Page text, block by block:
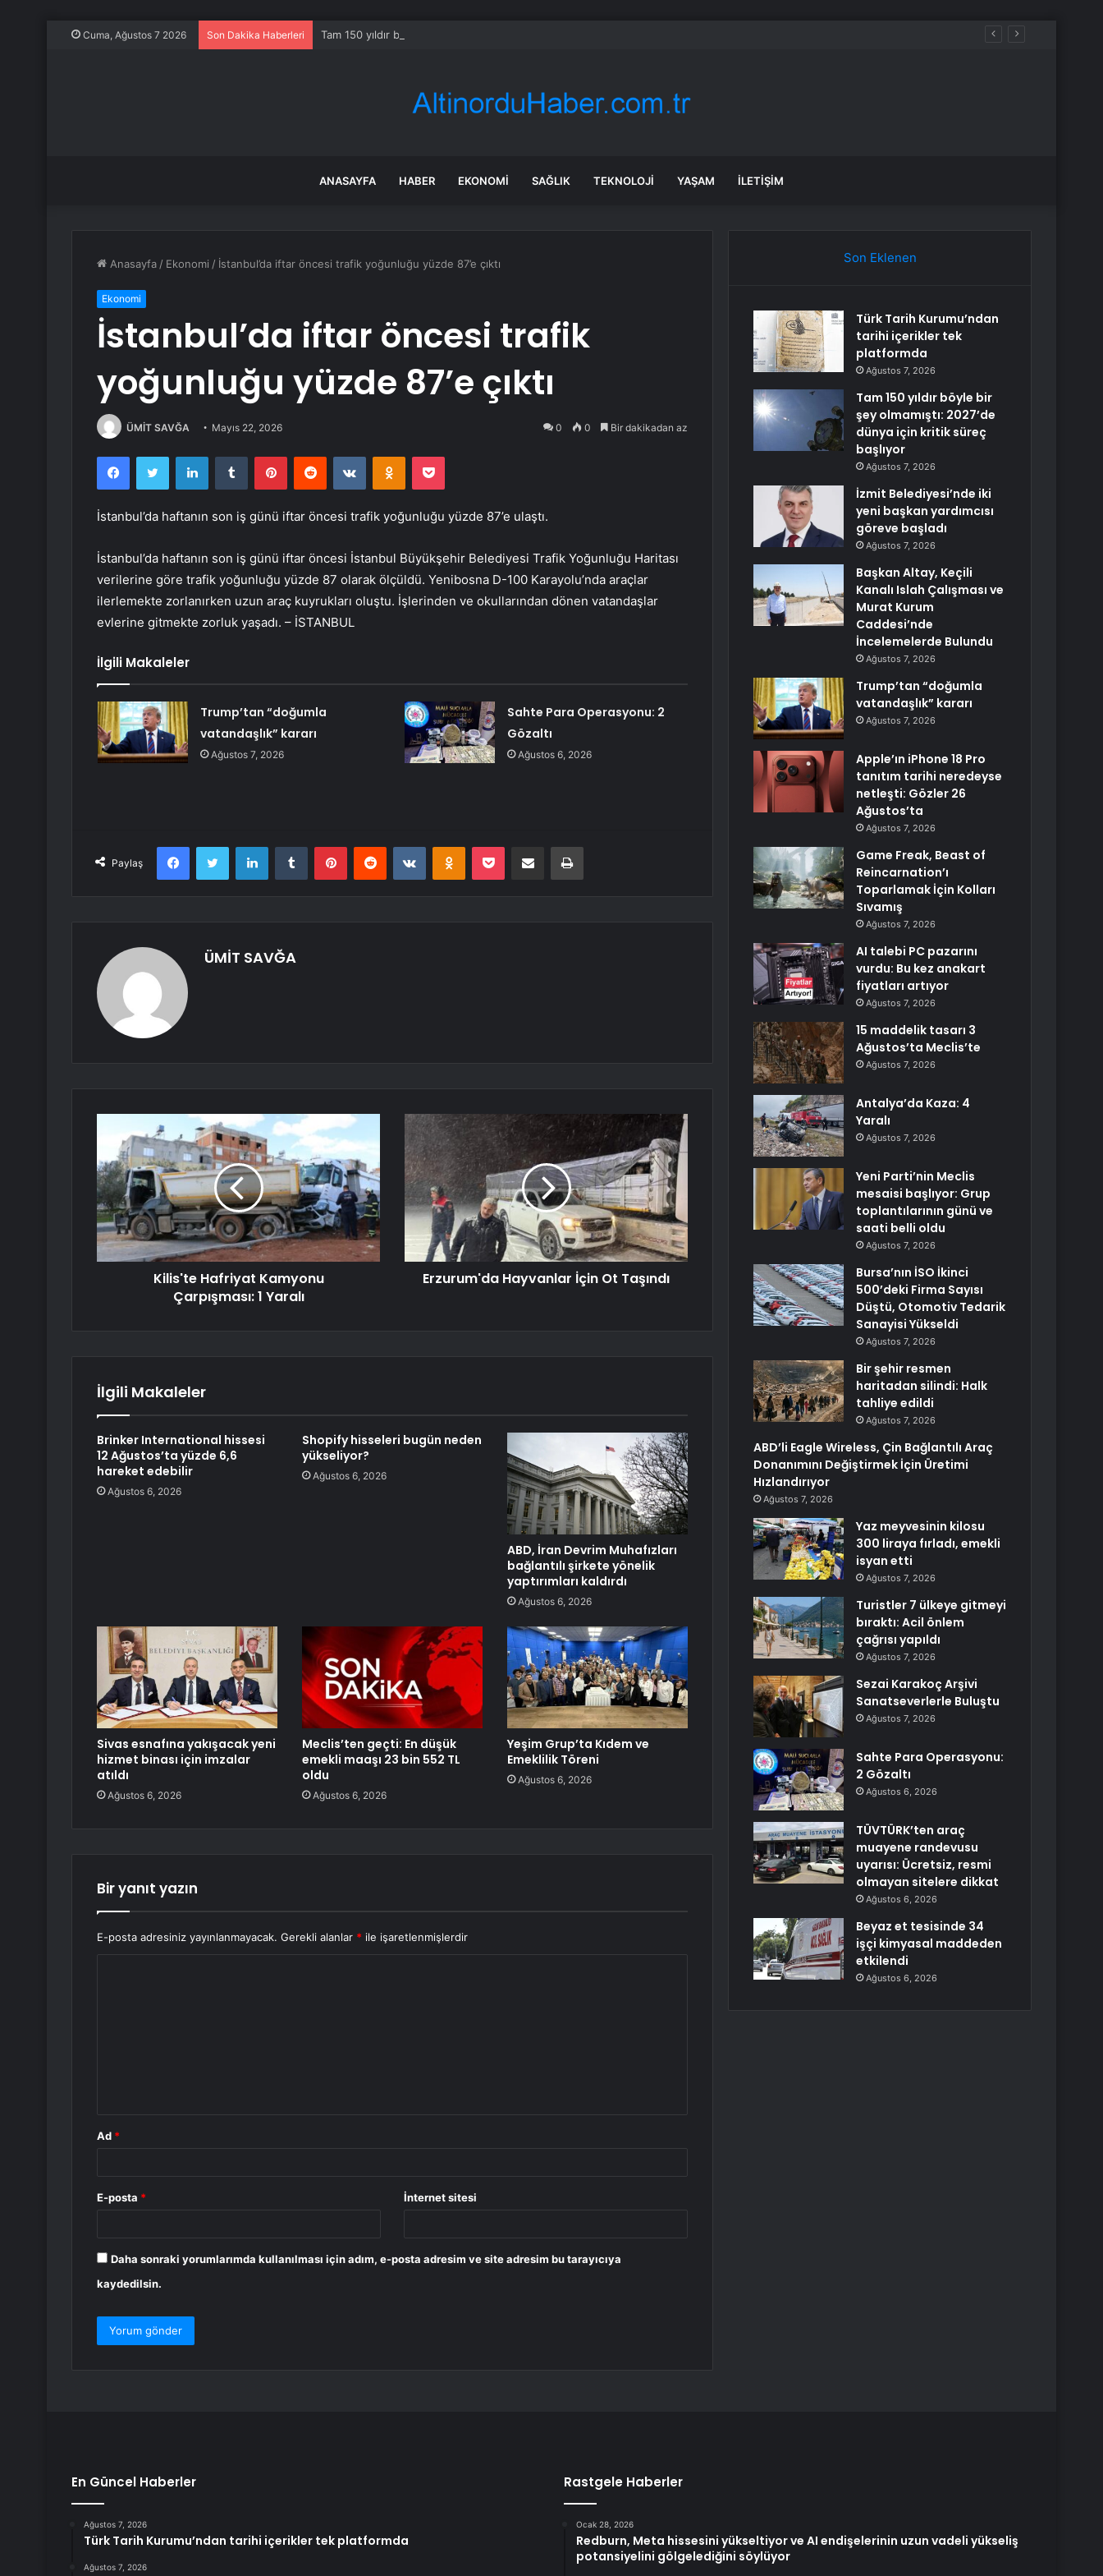
Cuma, Ağustos 7 2026 Son Dakika Haberleri Tam 150 yıldır böyle bir şey olmamıştı: 2027’de dünya için kritik süreç başlıyor
ANASAYFA HABER EKONOMI SAĞLIK TEKNOLOJI YAŞAM İLETIŞIM
Anasayfa / Ekonomi / İstanbul’da iftar öncesi trafik yoğunluğu yüzde 87’e çıktı
Ekonomi
İstanbul’da iftar öncesi trafik
yoğunluğu yüzde 87’e çıktı
ÜMİT SAVĞA Mayıs 22, 2026 0 0 Bir dakikadan az
FacebookTwitter LinkedInTumblr PinterestReddit VKontakteOdnoklassniki
Pocket
İstanbul’da haftanın son iş günü iftar öncesi trafik yoğunluğu yüzde 87’e ulaştı.
İstanbul’da haftanın son iş günü iftar öncesi İstanbul Büyükşehir Belediyesi Trafik Yoğunluğu Haritası
verilerine göre trafik yoğunluğu yüzde 87 olarak ölçüldü. Yenibosna D-100 Karayolu’nda araçlar
ilerlemekte zorlanırken uzun araç kuyrukları oluştu. İşlerinden ve okullarından dönen vatandaşlar
evlerine gitmekte zorluk yaşadı. – İSTANBUL
İlgili Makaleler
Trump’tan “doğumla
vatandaşlık” kararı
Ağustos 7, 2026
Sahte Para Operasyonu: 2
Gözaltı
Ağustos 6, 2026
Paylaş
FacebookTwitter LinkedInTumblr PinterestReddit VKontakteOdnoklassniki
Pocket E-Posta ile paylaş Yazdır
ÜMİT SAVĞA
Kilis'te Hafriyat Kamyonu
Çarpışması: 1 Yaralı
Erzurum'da Hayvanlar İçin Ot Taşındı
İlgili Makaleler
Brinker International hissesi
12 Ağustos’ta yüzde 6,6
hareket edebilir
Ağustos 6, 2026
Shopify hisseleri bugün neden
yükseliyor?
Ağustos 6, 2026
ABD, İran Devrim Muhafızları
bağlantılı şirkete yönelik
yaptırımları kaldırdı
Ağustos 6, 2026
Sivas esnafına yakışacak yeni
hizmet binası için imzalar
atıldı
Ağustos 6, 2026
Meclis’ten geçti: En düşük
emekli maaşı 23 bin 552 TL
oldu
Ağustos 6, 2026
Yeşim Grup’ta Kıdem ve
Emeklilik Töreni
Ağustos 6, 2026
Bir yanıt yazın
E-posta adresiniz yayınlanmayacak. Gerekli alanlar * ile işaretlenmişlerdir
Ad *
E-posta * İnternet sitesi
Daha sonraki yorumlarımda kullanılması için adım, e-posta adresim ve site adresim bu tarayıcıya
kaydedilsin.
Son Eklenen
Türk Tarih Kurumu’ndan
tarihi içerikler tek
platformda
Ağustos 7, 2026
Tam 150 yıldır böyle bir
şey olmamıştı: 2027’de
dünya için kritik süreç
başlıyor
Ağustos 7, 2026
İzmit Belediyesi’nde iki
yeni başkan yardımcısı
göreve başladı
Ağustos 7, 2026
Başkan Altay, Keçili
Kanalı Islah Çalışması ve
Murat Kurum
Caddesi’nde
İncelemelerde Bulundu
Ağustos 7, 2026
Trump’tan “doğumla
vatandaşlık” kararı
Ağustos 7, 2026
Apple’ın iPhone 18 Pro
tanıtım tarihi neredeyse
netleşti: Gözler 26
Ağustos’ta
Ağustos 7, 2026
Game Freak, Beast of
Reincarnation’ı
Toparlamak İçin Kolları
Sıvamış
Ağustos 7, 2026
AI talebi PC pazarını
vurdu: Bu kez anakart
fiyatları artıyor
Ağustos 7, 2026
15 maddelik tasarı 3
Ağustos’ta Meclis’te
Ağustos 7, 2026
Antalya’da Kaza: 4
Yaralı
Ağustos 7, 2026
Yeni Parti’nin Meclis
mesaisi başlıyor: Grup
toplantılarının günü ve
saati belli oldu
Ağustos 7, 2026
Bursa’nın İSO İkinci
500’deki Firma Sayısı
Düştü, Otomotiv Tedarik
Sanayisi Yükseldi
Ağustos 7, 2026
Bir şehir resmen
haritadan silindi: Halk
tahliye edildi
Ağustos 7, 2026
ABD’li Eagle Wireless, Çin Bağlantılı Araç
Donanımını Değiştirmek İçin Üretimi
Hızlandırıyor
Ağustos 7, 2026
Yaz meyvesinin kilosu
300 liraya fırladı, emekli
isyan etti
Ağustos 7, 2026
Turistler 7 ülkeye gitmeyi
bıraktı: Acil önlem
çağrısı yapıldı
Ağustos 7, 2026
Sezai Karakoç Arşivi
Sanatseverlerle Buluştu
Ağustos 7, 2026
Sahte Para Operasyonu:
2 Gözaltı
Ağustos 6, 2026
TÜVTÜRK’ten araç
muayene randevusu
uyarısı: Ücretsiz, resmi
olmayan sitelere dikkat
Ağustos 6, 2026
Beyaz et tesisinde 34
işçi kimyasal maddeden
etkilendi
Ağustos 6, 2026
En Güncel Haberler
Ağustos 7, 2026
Türk Tarih Kurumu’ndan tarihi içerikler tek platformda
Ağustos 7, 2026
Rastgele Haberler
Ocak 28, 2026
Redburn, Meta hissesini yükseltiyor ve AI endişelerinin uzun vadeli yükseliş
potansiyelini gölgelediğini söylüyor